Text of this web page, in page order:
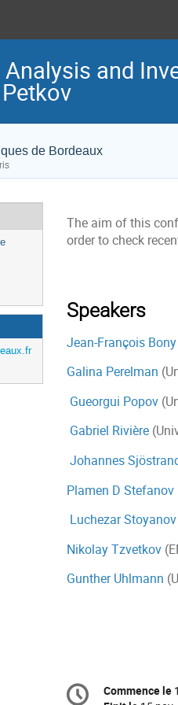
and
de Bordeaux
The aim of this
order to check
Speakers
Jean-François Bony
Galina Perelman
Gueorgui Popov
Gabriel Rivière
Johannes
Plamen D Stefanov
Luchezar Stoyanov
Nikolay Tzvetkov
Gunther Uhlmann
Information
Date/
Commence le